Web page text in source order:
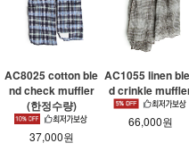
AC8025 cotton ble
nd check muffler
(한정수량)
37,000원
AC1055 linen
d crinkle
66,000원